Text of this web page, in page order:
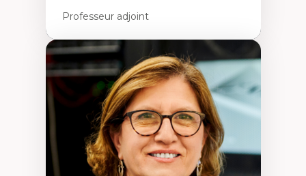
Professeur adjoint
Expertises
Santé mondiale
Femme en contexte de pauvreté
Innovation
Participation citoyenne
Inégalités sociales santé
Migration
Santé de la reproduction
Développement durable